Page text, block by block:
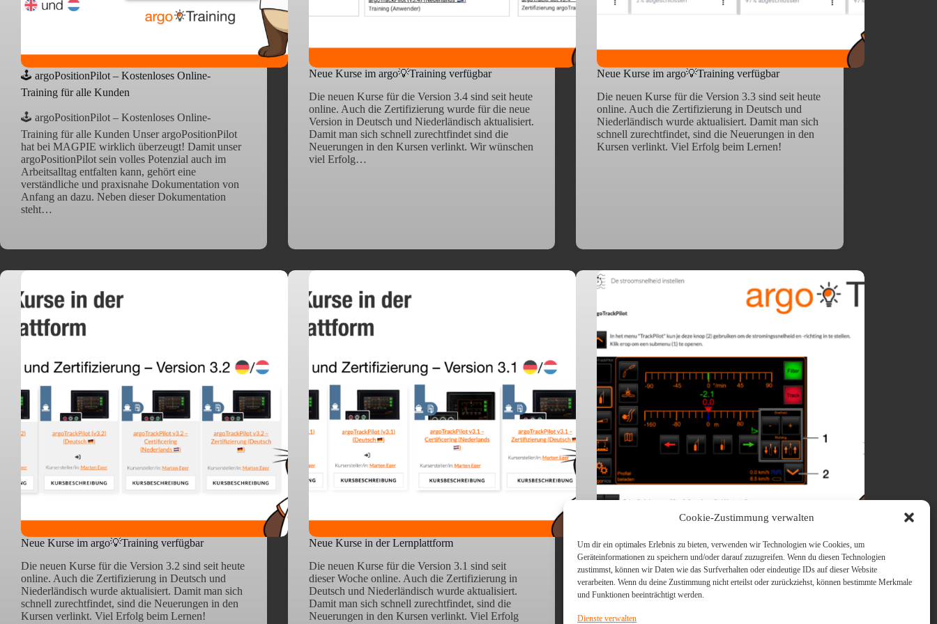
Cookie-Zustimmung verwalten
Um dir ein optimales Erlebnis zu bieten, verwenden wir Technologien wie Cookies, um
Geräteinformationen zu speichern und/oder darauf zuzugreifen. Wenn du diesen Technologien
zustimmst, können wir Daten wie das Surfverhalten oder eindeutige IDs auf dieser Website
verarbeiten. Wenn du deine Zustimmung nicht erteilst oder zurückziehst, können bestimmte Merkmale
und Funktionen beeinträchtigt werden.
Dienste verwalten
🕹️ argoPositionPilot – Kostenloses Online-
Training für alle Kunden
🕹️ argoPositionPilot – Kostenloses Online-
Training für alle Kunden Unser argoPositionPilot
hat bei MAGPIE wirklich überzeugt! Damit unser
argoPositionPilot sein volles Potenzial auch im
Arbeitsalltag entfalten kann, gehört eine
verständliche und praxisnahe Dokumentation von
Anfang an dazu. Neben dieser Dokumentation
steht…
Neue Kurse im argo💡Training verfügbar
Die neuen Kurse für die Version 3.4 sind seit heute
online. Auch die Zertifizierung wurde für die neue
Version in Deutsch und Niederländisch aktualisiert.
Damit man sich schnell zurechtfindet sind die
Neuerungen in den Kursen verlinkt. Wir wünschen
viel Erfolg…
Neue Kurse im argo💡Training verfügbar
Die neuen Kurse für die Version 3.3 sind seit heute
online. Auch die Zertifizierung in Deutsch und
Niederländisch wurde aktualisiert. Damit man sich
schnell zurechtfindet, sind die Neuerungen in den
Kursen verlinkt. Viel Erfolg beim Lernen!
Neue Kurse im argo💡Training verfügbar
Die neuen Kurse für die Version 3.2 sind seit heute
online. Auch die Zertifizierung in Deutsch und
Niederländisch wurde aktualisiert. Damit man sich
schnell zurechtfindet, sind die Neuerungen in den
Kursen verlinkt. Viel Erfolg beim Lernen!
Neue Kurse in der Lernplattform
Die neuen Kurse für die Version 3.1 sind seit
dieser Woche online. Auch die Zertifizierung in
Deutsch und Niederländisch wurde aktualisiert.
Damit man sich schnell zurechtfindet, sind die
Neuerungen in den Kursen verlinkt. Viel Erfolg
argoTraining auf Niederländisch
Neue Sprache im argoTraining verfügbar! Wir
freuen uns, Ihnen mitteilen zu können, dass unsere
argoTraining-Kurse jetzt auch auf Niederländisch
verfügbar sind! Diese Woche haben wir unsere
Einführungskurse zur Bedienung und zu den